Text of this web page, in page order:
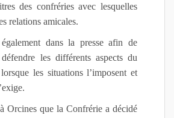
des confréries avec lesquelles
relations amicales.
dans la presse afin de
les différents aspects du
les situations l’imposent et
Orcines que la Confrérie a décidé